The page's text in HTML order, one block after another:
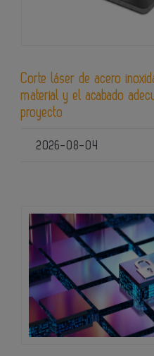
Corte láser de acero
material y el acabado
proyecto
2026-08-04